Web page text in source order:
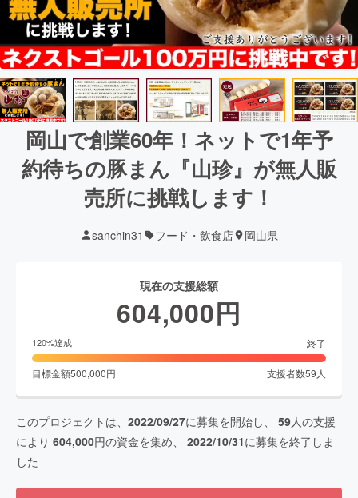
岡山で創業60年！ネットで1年予
約待ちの豚まん『山珍』が無人販
売所に挑戦します！
sanchin31 フード・飲食店 岡山県
現在の支援総額
604,000円
120%達成 終了
目標金額500,000円 支援者数59 人
このプロジェクトは、 2022/09/27に募集を開始し、 59人の支援
により 604,000円の資金を集め、 2022/10/31に募集を終了しま
した